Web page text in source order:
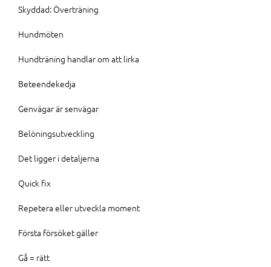
Skyddad: Överträning
Hundmöten
Hundträning handlar om att lirka
Beteendekedja
Genvägar är senvägar
Belöningsutveckling
Det ligger i detaljerna
Quick fix
Repetera eller utveckla moment
Första försöket gäller
Gå = rätt